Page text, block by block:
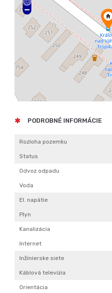
PODROBNÉ INFORMÁCIE
Rozloha pozemku
Status
Odvoz odpadu
Voda
El. napätie
Plyn
Kanalizácia
Internet
Inžinierske siete
Káblová televízia
Orientácia